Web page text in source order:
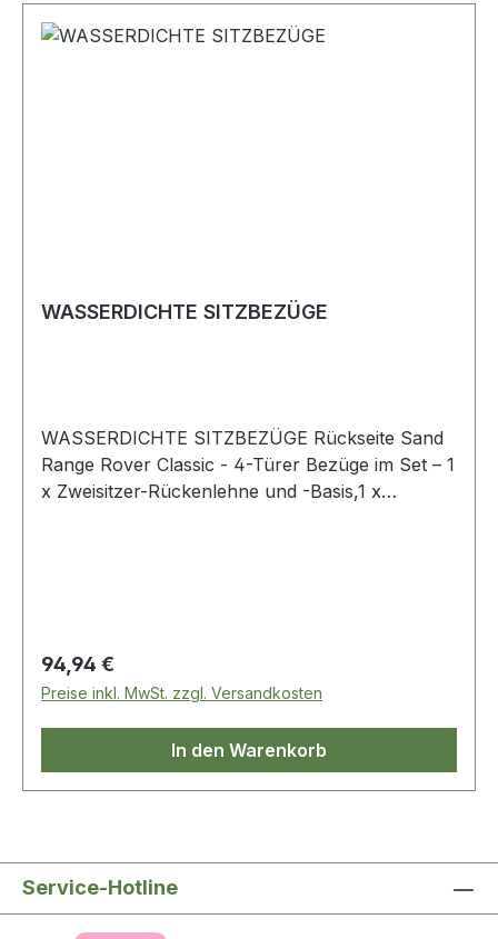
WASSERDICHTE SITZBEZÜGE
WASSERDICHTE SITZBEZÜGE Rückseite Sand
Range Rover Classic - 4-Türer Bezüge im Set – 1
x Zweisitzer-Rückenlehne und -Basis,1 x
Regulärer Preis:
94,94 €
Preise inkl. MwSt. zzgl. Versandkosten
In den Warenkorb
Service-Hotline